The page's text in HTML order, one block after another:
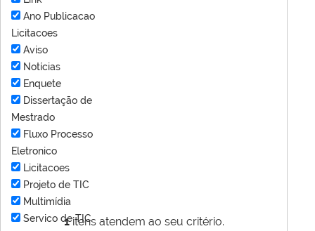
1itens atendem ao seu critério.
Ano Publicacao
Licitacoes
Aviso
Notícias
Enquete
Dissertação de
Mestrado
Fluxo Processo
Eletronico
Licitacoes
Projeto de TIC
Multimídia
Servico de TIC